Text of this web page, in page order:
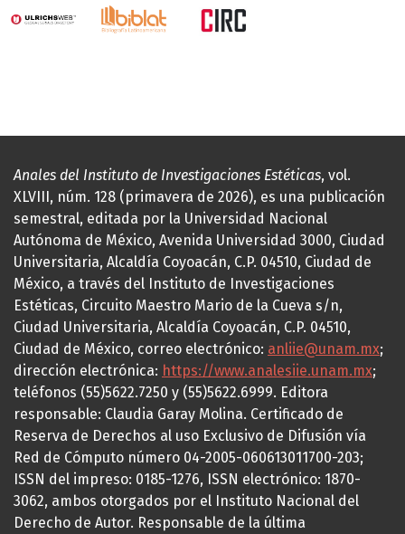
Anales del Instituto de Investigaciones Estéticas, vol.
XLVIII, núm. 128 (primavera de 2026), es una publicación
semestral, editada por la Universidad Nacional
Autónoma de México, Avenida Universidad 3000, Ciudad
Universitaria, Alcaldía Coyoacán, C.P. 04510, Ciudad de
México, a través del Instituto de Investigaciones
Estéticas, Circuito Maestro Mario de la Cueva s/n,
Ciudad Universitaria, Alcaldía Coyoacán, C.P. 04510,
Ciudad de México, correo electrónico: anliie@unam.mx;
dirección electrónica: https://www.analesiie.unam.mx;
teléfonos (55)5622.7250 y (55)5622.6999. Editora
responsable: Claudia Garay Molina. Certificado de
Reserva de Derechos al uso Exclusivo de Difusión vía
Red de Cómputo número 04-2005-060613011700-203;
ISSN del impreso: 0185-1276, ISSN electrónico: 1870-
3062, ambos otorgados por el Instituto Nacional del
Derecho de Autor. Responsable de la última